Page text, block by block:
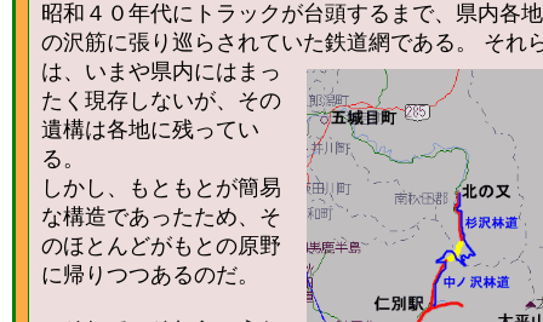
昭和４０年代にトラックが台頭するまで、県内各地
の沢筋に張り巡らされていた鉄道網である。
それ
は、いまや県内にはまっ
たく現存しないが、その
遺構は各地に残ってい
る。
しかし、もともとが簡易
な構造であったため、そ
のほとんどがもとの原野
に帰りつつあるのだ。